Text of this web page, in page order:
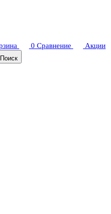
0 Сравнение
Акции
Поиск